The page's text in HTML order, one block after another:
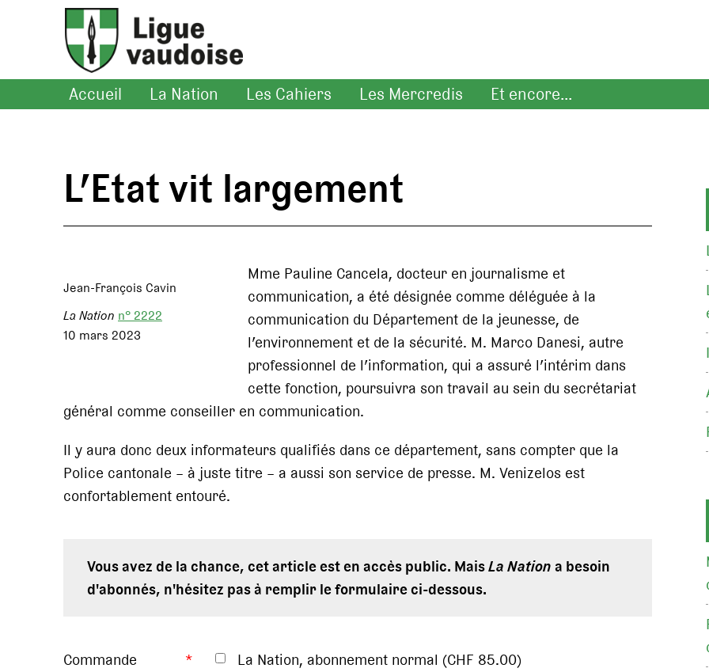
Accueil La Nation Les Cahiers Les Mercredis Et encore...
L’Etat vit largement
Jean-François Cavin
La Nation n° 2222
10 mars 2023
Mme Pauline Cancela, docteur en journalisme et
communication, a été désignée comme déléguée à la
communication du Département de la jeunesse, de
l’environnement et de la sécurité. M. Marco Danesi, autre
professionnel de l’information, qui a assuré l’intérim dans
cette fonction, poursuivra son travail au sein du secrétariat
général comme conseiller en communication.
Il y aura donc deux informateurs qualifiés dans ce département, sans compter que la
Police cantonale – à juste titre – a aussi son service de presse. M. Venizelos est
confortablement entouré.
Vous avez de la chance, cet article est en accès public. MaisLa Nationa besoin
d'abonnés, n'hésitez pas à remplir le formulaire ci-dessous.
Commande *
La Nation, abonnement normal (CHF 85.00)